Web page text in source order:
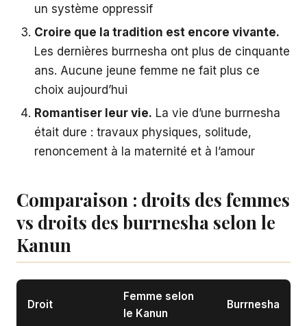
un système oppressif
Croire que la tradition est encore vivante.
Les dernières burrnesha ont plus de cinquante
ans. Aucune jeune femme ne fait plus ce
choix aujourd’hui
Romantiser leur vie. La vie d’une burrnesha
était dure : travaux physiques, solitude,
renoncement à la maternité et à l’amour
Comparaison : droits des femmes
vs droits des burrnesha selon le
Kanun
Droit
Femme selon
le Kanun
Burrnesha